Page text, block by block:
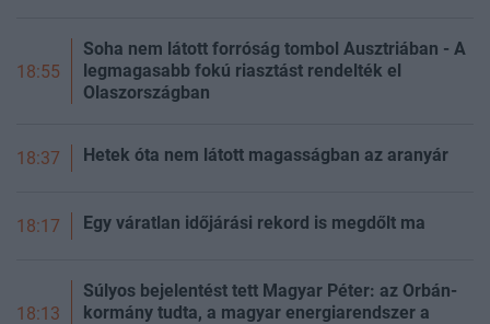
18:55
Soha nem látott forróság tombol Ausztriában - A
legmagasabb fokú riasztást rendelték el
Olaszországban
18:37 Hetek óta nem látott magasságban az aranyár
18:17 Egy váratlan időjárási rekord is megdőlt ma
18:13
Súlyos bejelentést tett Magyar Péter: az Orbán-
kormány tudta, a magyar energiarendszer a